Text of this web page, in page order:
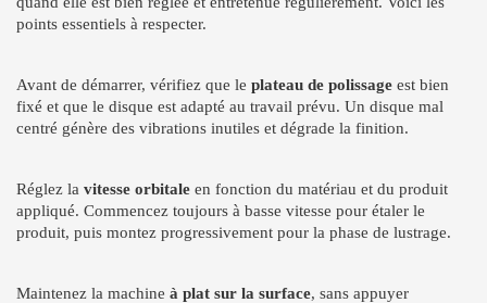
points essentiels à respecter.
Avant de démarrer, vérifiez que le plateau de polissage est bien
fixé et que le disque est adapté au travail prévu. Un disque mal
centré génère des vibrations inutiles et dégrade la finition.
Réglez la vitesse orbitale en fonction du matériau et du produit
appliqué. Commencez toujours à basse vitesse pour étaler le
produit, puis montez progressivement pour la phase de lustrage.
Maintenez la machine à plat sur la surface, sans appuyer